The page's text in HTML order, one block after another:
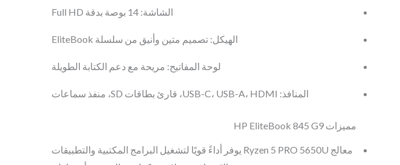
الشاشة: 14 بوصة بدقة Full HD
الهيكل: تصميم متين وأنيق من سلسلة EliteBook
لوحة المفاتيح: مريحة مع دعم الكتابة الطويلة
المنافذ: USB-C، USB-A، HDMI، قارئ بطاقات SD، منفذ سماعات
مميزات HP EliteBook 845 G9
معالج Ryzen 5 PRO 5650U يوفر أداءً قويًا لتشغيل البرامج المكتبية والتطبيقات
Radeon
Integrated/